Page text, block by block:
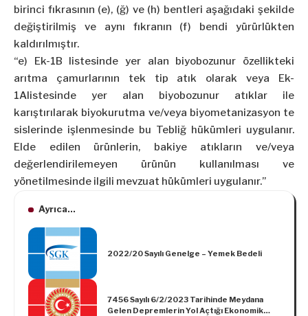
birinci fıkrasının (e), (ğ) ve (h) bentleri aşağıdaki şekilde
değiştirilmiş ve aynı fıkranın (f) bendi yürürlükten
kaldırılmıştır.
“e) Ek-1B listesinde yer alan biyobozunur özellikteki
arıtma çamurlarının tek tip atık olarak veya Ek-
1Alistesinde yer alan biyobozunur atıklar ile
karıştırılarak biyokurutma ve/veya biyometanizasyon te
sislerinde işlenmesinde bu Tebliğ hükümleri uygulanır.
Elde edilen ürünlerin, bakiye atıkların ve/veya
değerlendirilemeyen ürünün kullanılması ve
yönetilmesinde ilgili mevzuat hükümleri uygulanır.”
Ayrıca...
2022/20 Sayılı Genelge – Yemek Bedeli
7456 Sayılı 6/2/2023 Tarihinde Meydana
Gelen Depremlerin Yol Açtığı Ekonomik